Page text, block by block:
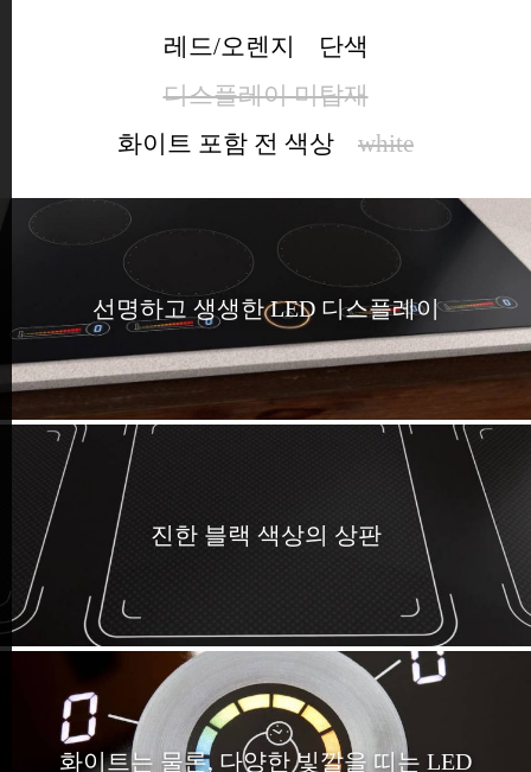
레드/오렌지
단색
디스플레이 미탑재
화이트 포함 전 색상
white
선명하고 생생한 LED 디스플레이
진한 블랙 색상의 상판
화이트는 물론, 다양한 빛깔을 띠는 LED